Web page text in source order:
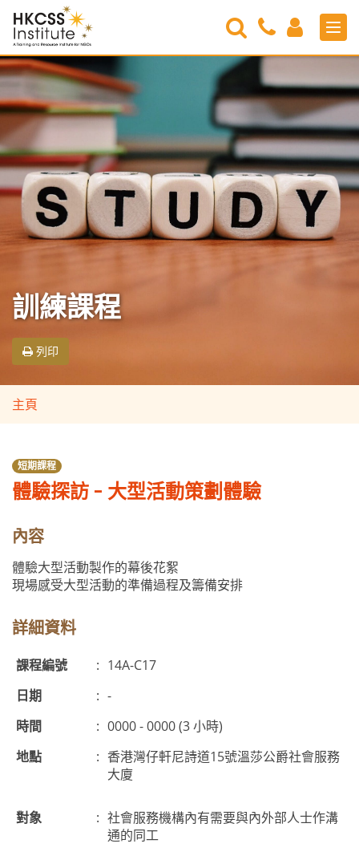
HKCSS
Institute
Search
Contact
Us
Login
訓練課程
列印
主頁
短期課程
體驗探訪 - 大型活動策劃體驗
內容
體驗大型活動製作的幕後花絮
現場感受大型活動的準備過程及籌備安排
詳細資料
課程編號 : 14A-C17
日期
: -
時間
: 0000 - 0000 (3 小時)
地點
: 香港灣仔軒尼詩道15號溫莎公爵社會服務
大廈
對象 : 社會服務機構內有需要與內外部人士作溝
通的同工